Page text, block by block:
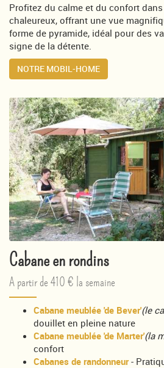
Profitez du calme et du confort
chaleureux, offrant une vue
forme de pyramide, idéal pour des
signe de la détente.
NOTRE MOBIL-HOME
Cabane en rondins
A partir de 410 € la semaine
Cabane meublée 'de Bever'(le
douillet en pleine nature
Cabane meublée 'de Marter'(la
confort
Cabanes de randonneur-